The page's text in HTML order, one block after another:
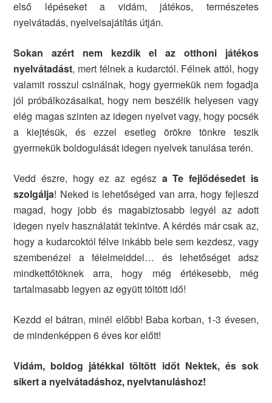
első lépéseket a vidám, játékos, természetes
nyelvátadás, nyelvelsajátítás útján.
Sokan azért nem kezdik el az otthoni játékos
nyelvátadást, mert félnek a kudarctól. Félnek attól, hogy
valamit rosszul csinálnak, hogy gyermekük nem fogadja
jól próbálkozásaikat, hogy nem beszélik helyesen vagy
elég magas szinten az idegen nyelvet vagy, hogy pocsék
a kiejtésük, és ezzel esetleg örökre tönkre teszik
gyermekük boldogulását idegen nyelvek tanulása terén.
Vedd észre, hogy ez az egész a Te fejlődésedet is
szolgálja! Neked is lehetőséged van arra, hogy fejleszd
magad, hogy jobb és magabiztosabb legyél az adott
idegen nyelv használatát tekintve. A kérdés már csak az,
hogy a kudarcoktól félve inkább bele sem kezdesz, vagy
szembenézel a félelmeiddel… és lehetőséget adsz
mindkettőtöknek arra, hogy még értékesebb, még
tartalmasabb legyen az együtt töltött idő!
Kezdd el bátran, minél előbb! Baba korban, 1-3 évesen,
de mindenképpen 6 éves kor előtt!
Vidám, boldog játékkal töltött időt Nektek, és sok
sikert a nyelvátadáshoz, nyelvtanuláshoz!